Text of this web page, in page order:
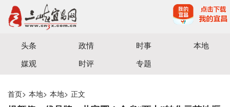
宜昌三峡融媒体中心主办
头条 政情 时事
本地
媒观
时评 专题
首页> 本地> 本地> 正文